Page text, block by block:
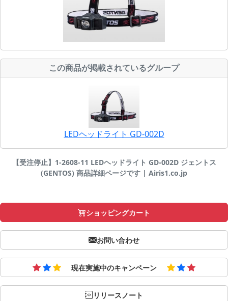
この商品が掲載されているグループ
LEDヘッドライト GD-002D
【受注停止】1-2608-11 LEDヘッドライト GD-002D ジェントス
(GENTOS) 商品詳細ページです | Airis1.co.jp
ショッピングカート
お問い合わせ
現在実施中のキャンペーン
リリースノート